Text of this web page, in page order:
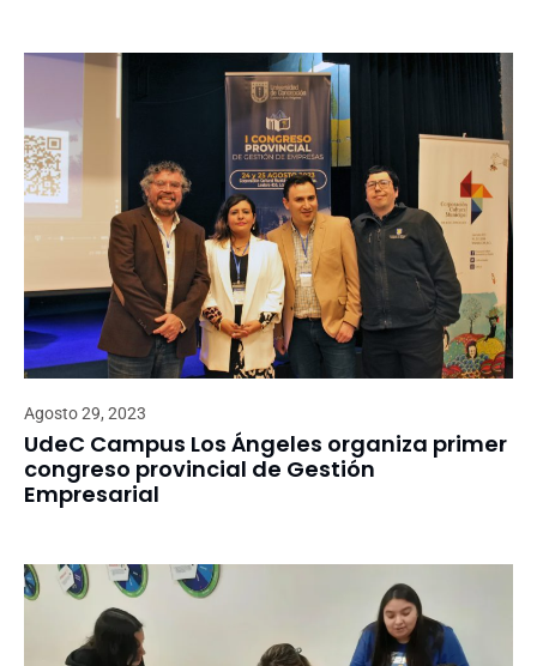
Agosto 29, 2023
UdeC Campus Los Ángeles organiza primer
congreso provincial de Gestión
Empresarial